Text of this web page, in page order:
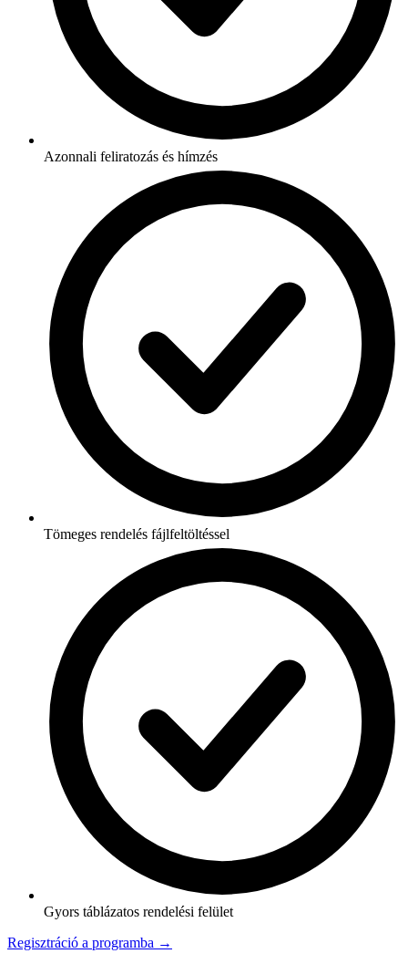
Azonnali feliratozás és hímzés
Tömeges rendelés fájlfeltöltéssel
Gyors táblázatos rendelési felület
Regisztráció a programba →